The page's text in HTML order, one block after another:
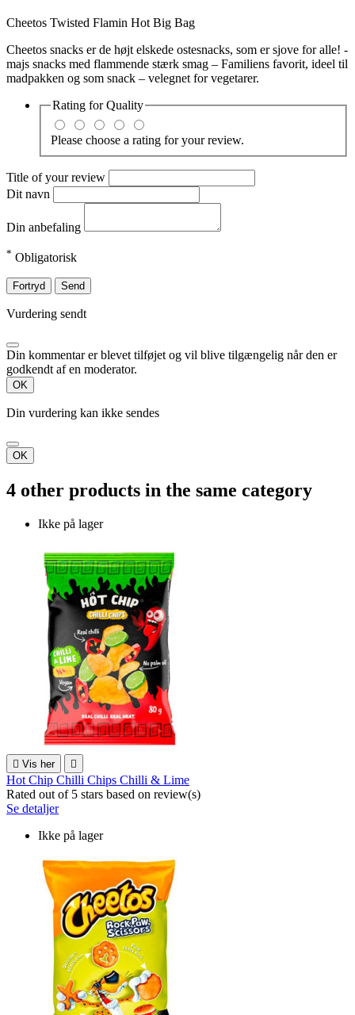
Cheetos Twisted Flamin Hot Big Bag
Cheetos snacks er de højt elskede ostesnacks, som er sjove for alle! -
majs snacks med flammende stærk smag – Familiens favorit, ideel til
madpakken og som snack – velegnet for vegetarer.
Rating forQuality
Please choose a rating for your review.
Title of your review
Dit navn
Din anbefaling
* Obligatorisk
Fortryd Send
Vurdering sendt
Din kommentar er blevet tilføjet og vil blive tilgængelig når den er
godkendt af en moderator.
OK
Din vurdering kan ikke sendes
OK
4 other products in the same category
Ikke på lager
 Vis her 
Hot Chip Chilli Chips Chilli & Lime
Rated out of 5 stars based on review(s)
Se detaljer
Ikke på lager